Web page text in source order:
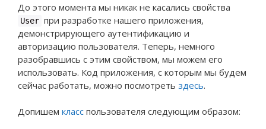
До этого момента мы никак не касались свойства
User при разработке нашего приложения,
демонстрирующего аутентификацию и
авторизацию пользователя. Теперь, немного
разобравшись с этим свойством, мы можем его
использовать. Код приложения, с которым мы будем
сейчас работать, можно посмотреть здесь.
Допишем класс пользователя следующим образом: